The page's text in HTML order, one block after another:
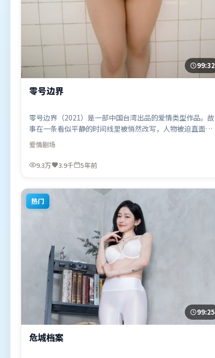
99:32
零号边界
零号边界（2021）是一部中国台湾出品的爱情类型作品。故
事在一条看似平静的时间线里被悄然改写，人物被迫直面过
去与现在的撕裂。高潮段落信息密度高，情绪释放与主题回
扣同时完成。由史蒂文·斯皮尔伯格执导，苍井优、周迅、
肖战，易烊千玺等联袂出演。影片于2021年4月25日（中国
爱情剧场
9.3万 3.9千 5年前
热门
99:25
危城档案